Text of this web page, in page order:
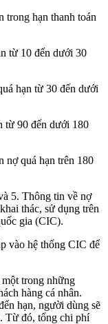
trong hạn thanh toán
từ 10 đến dưới 30
hạn từ 30 đến dưới
từ 90 đến dưới 180
nợ quá hạn trên 180
5. Thông tin về nợ
thác, sử dụng trên
gia (CIC).
vào hệ thống CIC để
trong những
hàng cá nhân.
hạn, người dùng sẽ
Từ đó, tổng chi phí